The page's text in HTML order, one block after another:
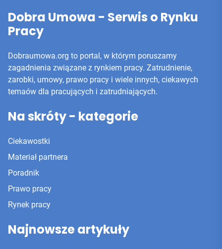
Dobra Umowa - Serwis o Rynku
Pracy
Dobraumowa.org to portal, w którym poruszamy
zagadnienia związane z rynkiem pracy. Zatrudnienie,
zarobki, umowy, prawo pracy i wiele innych, ciekawych
temaów dla pracujących i zatrudniających.
Na skróty - kategorie
Ciekawostki
Materiał partnera
Poradnik
Prawo pracy
Rynek pracy
Najnowsze artykuły